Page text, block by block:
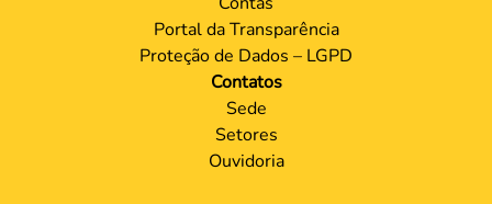
Portal da Transparência
Proteção de Dados – LGPD
Contatos
Sede
Setores
Ouvidoria